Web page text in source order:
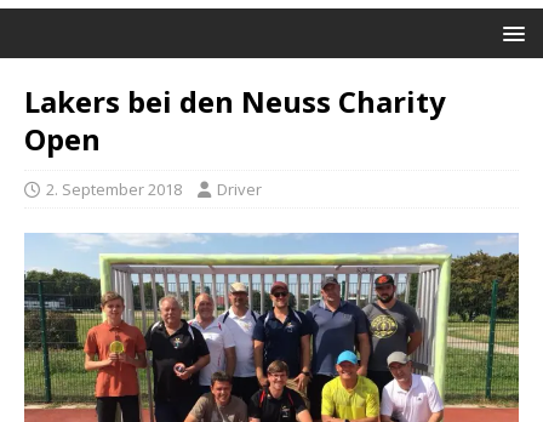
Lakers bei den Neuss Charity
Open
2. September 2018 Driver